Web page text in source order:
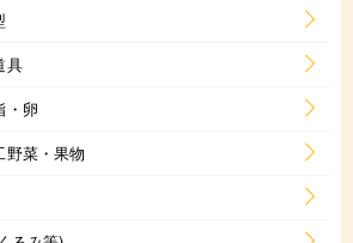
具
・卵
野菜・果物